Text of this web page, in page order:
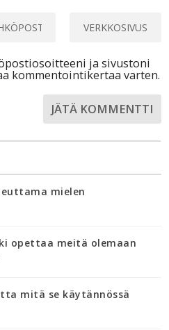
ja sivustoni
kommentointikertaa varten.
mielen
opettaa meitä olemaan
mitä se käytännössä